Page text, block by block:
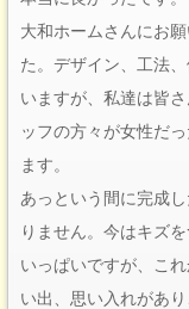
大和ホームさんにお
た。デザイン、工法
いますが、私達は皆
ッフの方々が女性だ
ます。
あっという間に完成
りません。今はキズ
いっぱいですが、こ
い出、思い入れがあ